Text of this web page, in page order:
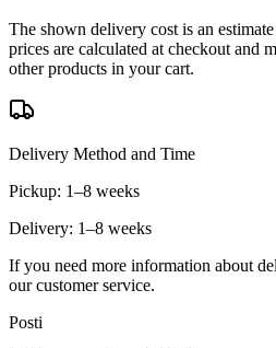
The shown delivery cost is an
prices are calculated at checkout and
other products in your cart.
Delivery Method and Time
Pickup: 1–8 weeks
Delivery: 1–8 weeks
If you need more information about
our customer service.
Posti